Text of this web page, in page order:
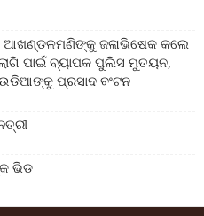
ଆଖଣ୍ଡଳମଣିଙ୍କୁ ଜଳାଭିଷେକ କଲେ
ପାଇଁ ବ୍ୟାପକ ପୁଲିସ ମୁତୟନ,
ପ୍ରସାଦ ବଂଟନ
ଭିଡ